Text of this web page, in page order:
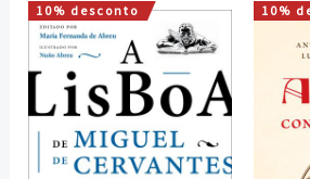
10% desconto
O
preço
original
era:
7,00 €.
O
preço
atual
é:
6,30 €.
10%